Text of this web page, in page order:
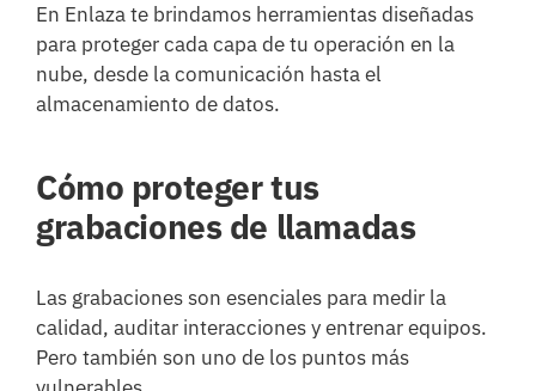
En Enlaza te brindamos herramientas diseñadas
para proteger cada capa de tu operación en la
nube, desde la comunicación hasta el
almacenamiento de datos.
Cómo proteger tus
grabaciones de llamadas
Las grabaciones son esenciales para medir la
calidad, auditar interacciones y entrenar equipos.
Pero también son uno de los puntos más